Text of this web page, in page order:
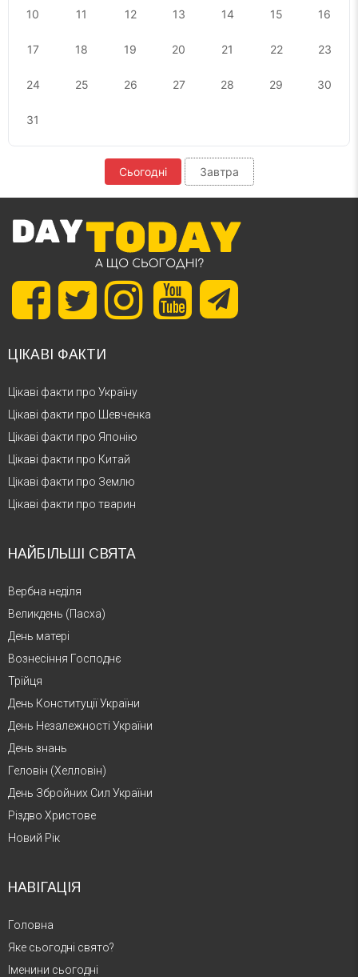
10 11 12 13 14 15 16
17 18 19 20 21 22 23
24 25 26 27 28 29 30
31
Сьогодні Завтра
ЦІКАВІ ФАКТИ
Цікаві факти про Україну
Цікаві факти про Шевченка
Цікаві факти про Японію
Цікаві факти про Китай
Цікаві факти про Землю
Цікаві факти про тварин
НАЙБІЛЬШІ СВЯТА
Вербна неділя
Великдень (Пасха)
День матері
Вознесіння Господнє
Трійця
День Конституції України
День Незалежності України
День знань
Геловін (Хелловін)
День Збройних Сил України
Різдво Христове
Новий Рік
НАВІГАЦІЯ
Головна
Яке сьогодні свято?
Іменини сьогодні